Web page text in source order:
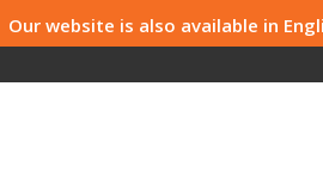
Our website is also available in